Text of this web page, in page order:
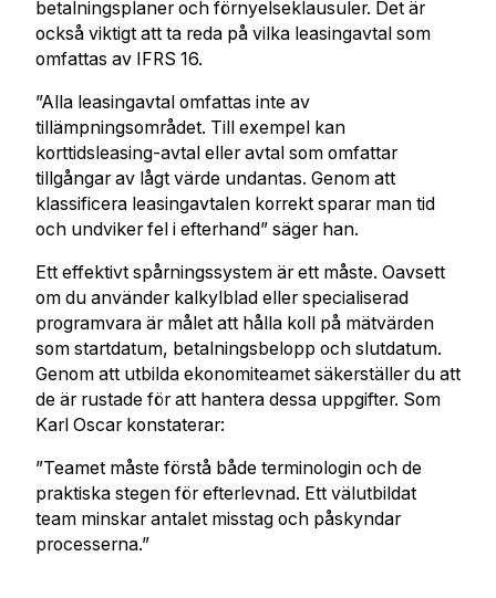
betalningsplaner och förnyelseklausuler. Det är
också viktigt att ta reda på vilka leasingavtal som
omfattas av IFRS 16.
”Alla leasingavtal omfattas inte av
tillämpningsområdet. Till exempel kan
korttidsleasing-avtal eller avtal som omfattar
tillgångar av lågt värde undantas. Genom att
klassificera leasingavtalen korrekt sparar man tid
och undviker fel i efterhand” säger han.
Ett effektivt spårningssystem är ett måste. Oavsett
om du använder kalkylblad eller specialiserad
programvara är målet att hålla koll på mätvärden
som startdatum, betalningsbelopp och slutdatum.
Genom att utbilda ekonomiteamet säkerställer du att
de är rustade för att hantera dessa uppgifter. Som
Karl Oscar konstaterar:
”Teamet måste förstå både terminologin och de
praktiska stegen för efterlevnad. Ett välutbildat
team minskar antalet misstag och påskyndar
processerna.”